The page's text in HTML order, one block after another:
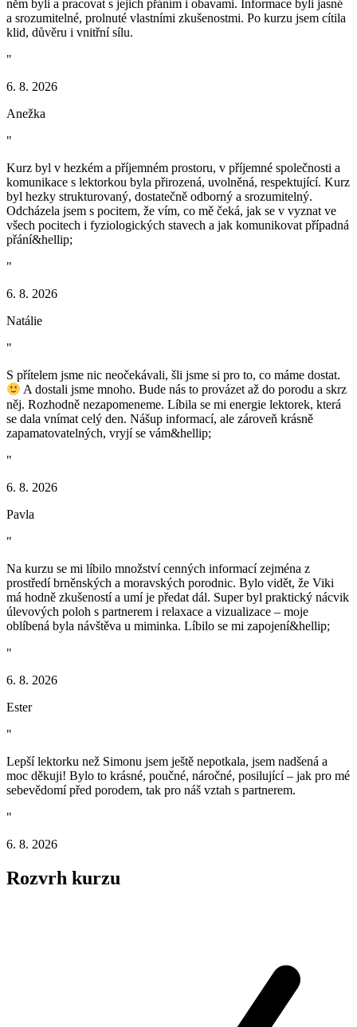
něm byli a pracovat s jejich přáním i obavami. Informace byli jasné
a srozumitelné, prolnuté vlastními zkušenostmi. Po kurzu jsem cítila
klid, důvěru i vnitřní sílu.
"
6. 8. 2026
Anežka
"
Kurz byl v hezkém a příjemném prostoru, v příjemné společnosti a
komunikace s lektorkou byla přirozená, uvolněná, respektující. Kurz
byl hezky strukturovaný, dostatečně odborný a srozumitelný.
Odcházela jsem s pocitem, že vím, co mě čeká, jak se v vyznat ve
všech pocitech i fyziologických stavech a jak komunikovat případná
přání&hellip;
"
6. 8. 2026
Natálie
"
S přítelem jsme nic neočekávali, šli jsme si pro to, co máme dostat.
A dostali jsme mnoho. Bude nás to provázet až do porodu a skrz
něj. Rozhodně nezapomeneme. Líbila se mi energie lektorek, která
se dala vnímat celý den. Nášup informací, ale zároveň krásně
zapamatovatelných, vryjí se vám&hellip;
"
6. 8. 2026
Pavla
"
Na kurzu se mi líbilo množství cenných informací zejména z
prostředí brněnských a moravských porodnic. Bylo vidět, že Viki
má hodně zkušeností a umí je předat dál. Super byl praktický nácvik
úlevových poloh s partnerem i relaxace a vizualizace – moje
oblíbená byla návštěva u miminka. Líbilo se mi zapojení&hellip;
"
6. 8. 2026
Ester
"
Lepší lektorku než Simonu jsem ještě nepotkala, jsem nadšená a
moc děkuji! Bylo to krásné, poučné, náročné, posilující – jak pro mé
sebevědomí před porodem, tak pro náš vztah s partnerem.
"
6. 8. 2026
Rozvrh kurzu